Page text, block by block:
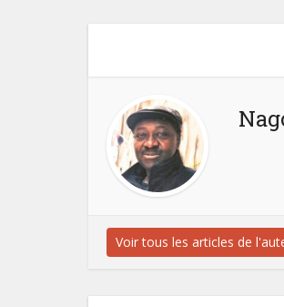
Voir tous les articles de